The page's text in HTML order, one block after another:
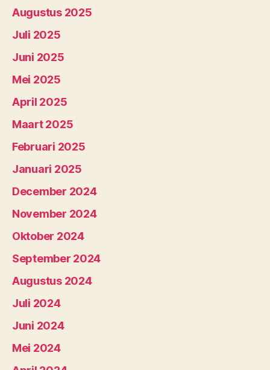
Augustus 2025
Juli 2025
Juni 2025
Mei 2025
April 2025
Maart 2025
Februari 2025
Januari 2025
December 2024
November 2024
Oktober 2024
September 2024
Augustus 2024
Juli 2024
Juni 2024
Mei 2024